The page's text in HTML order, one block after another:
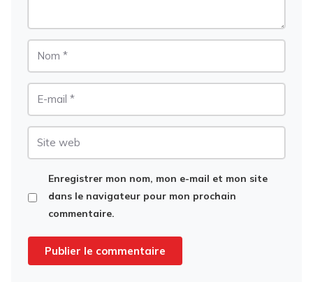
Enregistrer mon nom, mon e-mail et mon site
dans le navigateur pour mon prochain
commentaire.